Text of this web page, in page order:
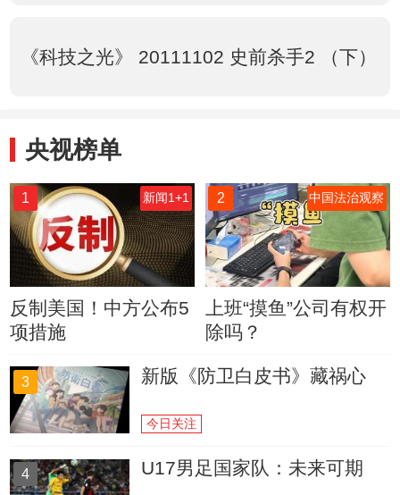
《科技之光》 20111102 史前杀手2 （下）
央视榜单
1 新闻1+1
反制美国！中方公布5
项措施
2 中国法治观察
上班“摸鱼”公司有权开
除吗？
3 新版《防卫白皮书》藏祸心
今日关注
4 U17男足国家队：未来可期